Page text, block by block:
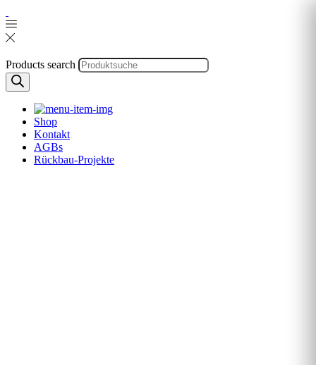
Products search
Shop
Kontakt
AGBs
Rückbau-Projekte